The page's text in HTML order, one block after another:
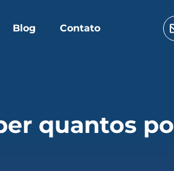
Blog Contato
quantos